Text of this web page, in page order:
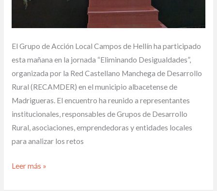
El Grupo de Acción Local Campos de Hellín ha participado
esta mañana en la jornada “Eliminando Desigualdades”,
organizada por la Red Castellano Manchega de Desarrollo
Rural (RECAMDER) en el municipio albacetense de
Madrigueras. El encuentro ha reunido a representantes
institucionales, responsables de Grupos de Desarrollo
Rural, asociaciones, emprendedoras y entidades locales
para analizar los retos
Leer más »